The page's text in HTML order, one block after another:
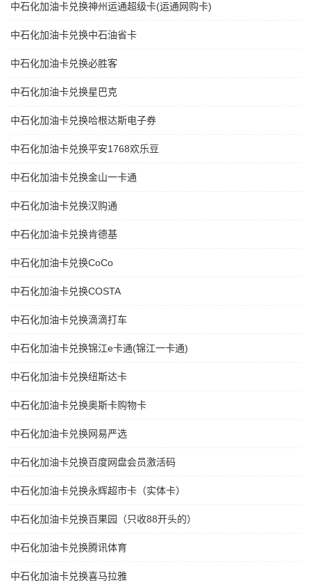
中石化加油卡兑换神州运通超级卡(运通网购卡)
中石化加油卡兑换中石油省卡
中石化加油卡兑换必胜客
中石化加油卡兑换星巴克
中石化加油卡兑换哈根达斯电子券
中石化加油卡兑换平安1768欢乐豆
中石化加油卡兑换金山一卡通
中石化加油卡兑换汉购通
中石化加油卡兑换肯德基
中石化加油卡兑换CoCo
中石化加油卡兑换COSTA
中石化加油卡兑换滴滴打车
中石化加油卡兑换锦江e卡通(锦江一卡通)
中石化加油卡兑换纽斯达卡
中石化加油卡兑换奥斯卡购物卡
中石化加油卡兑换网易严选
中石化加油卡兑换百度网盘会员激活码
中石化加油卡兑换永辉超市卡（实体卡）
中石化加油卡兑换百果园（只收88开头的）
中石化加油卡兑换腾讯体育
中石化加油卡兑换喜马拉雅